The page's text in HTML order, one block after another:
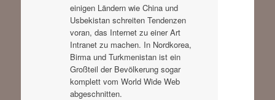
einigen Ländern wie China und
Usbekistan schreiten Tendenzen
voran, das Internet zu einer Art
Intranet zu machen. In Nordkorea,
Birma und Turkmenistan ist ein
Großteil der Bevölkerung sogar
komplett vom World Wide Web
abgeschnitten.